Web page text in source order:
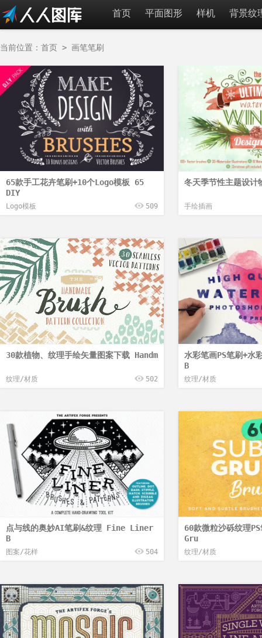
首页 平面图形 样机 背景纹
当前位置： 首页 > 画笔笔刷
65款手工花卉笔刷+10个Logo模板 65
DIY
Logo模板 509
冬天季节性主题设计
手绘插画
30款植物、纹理手绘矢量图案下载 Handm
纹理/材质 502
水彩笔画PS笔刷+
B
纹理/材质
点与线的奥妙AI笔刷&纹理 Fine Liner
B
图案/花样 504
60款微粒沙砾纹理
Gru
纹理/材质